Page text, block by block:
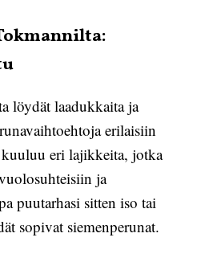
löydät laadukkaita ja
erilaisiin
eri lajikkeita, jotka
ja
puutarhasi sitten iso tai
sopivat siemenperunat.